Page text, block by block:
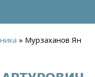
» Мурзаханов Ян